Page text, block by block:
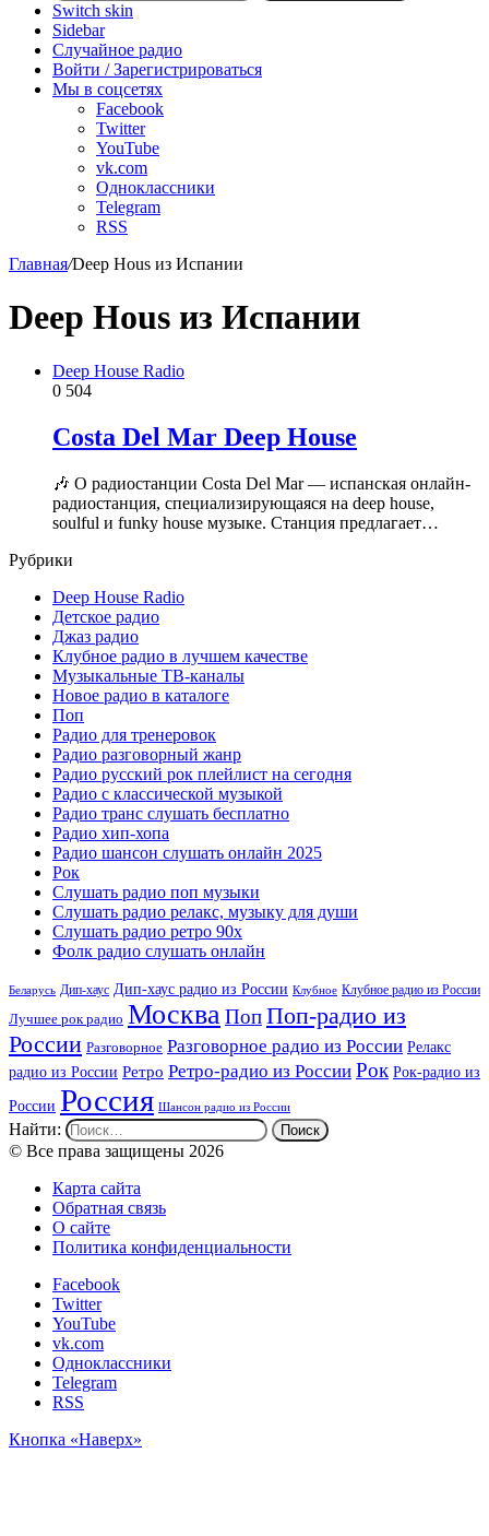
Switch skin
Sidebar
Случайное радио
Войти / Зарегистрироваться
Мы в соцсетях
Facebook
Twitter
YouTube
vk.com
Одноклассники
Telegram
RSS
Главная/Deep Hous из Испании
Deep Hous из Испании
Deep House Radio
0 504
Costa Del Mar Deep House
🎶 О радиостанции Costa Del Mar — испанская онлайн-
радиостанция, специализирующаяся на deep house,
soulful и funky house музыке. Станция предлагает…
Рубрики
Deep House Radio
Детское радио
Джаз радио
Клубное радио в лучшем качестве
Музыкальные ТВ-каналы
Новое радио в каталоге
Поп
Радио для тренеровок
Радио разговорный жанр
Радио русский рок плейлист на сегодня
Радио с классической музыкой
Радио транс слушать бесплатно
Радио хип-хопа
Радио шансон слушать онлайн 2025
Рок
Слушать радио поп музыки
Слушать радио релакс, музыку для души
Слушать радио ретро 90х
Фолк радио слушать онлайн
Беларусь Дип-хаус Дип-хаус радио из России Клубное Клубное радио из России
Лучшее рок радио Москва ПопПоп-радио из
России Разговорное Разговорное радио из России Релакс
радио из России Ретро Ретро-радио из России Рок Рок-радио из
России Россия Шансон радио из России
Найти:
© Все права защищены 2026
Карта сайта
Обратная связь
О сайте
Политика конфиденциальности
Facebook
Twitter
YouTube
vk.com
Одноклассники
Telegram
RSS
Кнопка «Наверх»